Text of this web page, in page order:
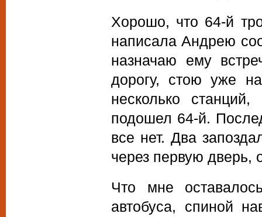
Хорошо, что 64-й
написала Андрею
назначаю ему
дорогу, стою уже
несколько
подошел 64-й.
все нет. Два
через первую дверь,
Что мне
автобуса, спиной